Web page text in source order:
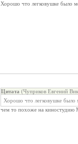
Хорошо что легковушке было
Цитата (Чуприков Евгений
Хорошо что легковушке было
чем то похоже на киностудию